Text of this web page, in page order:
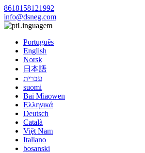
8618158121992
info@dsneg.com
Linguagem
Português
English
Norsk
日本語
עברית
suomi
Bai Miaowen
Ελληνικά
Deutsch
Català
Việt Nam
Italiano
bosanski